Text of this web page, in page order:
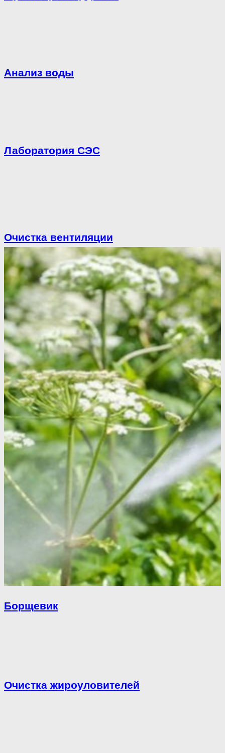
Анализ воды
Лаборатория СЭС
Очистка вентиляции
Борщевик
Очистка жироуловителей